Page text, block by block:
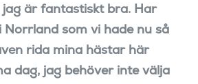
jag är fantastiskt bra. Har
som vi hade nu så
rida mina hästar här
dag, jag behöver inte välja